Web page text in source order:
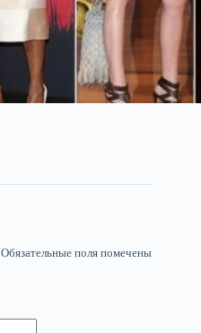
Обязательные поля помечены